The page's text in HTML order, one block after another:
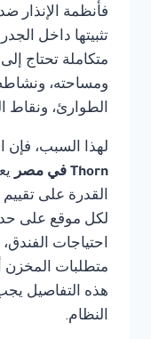
فأنظمة الإنذار
تثبيتها داخل
متكاملة تحتاج
ومساحته،
الطوارئ، ونقاط
لهذا السبب، فإن
Thorn في مصر
القدرة على
لكل موقع على
احتياجات
متطلبات المخزن
هذه التفاصيل
النظام.